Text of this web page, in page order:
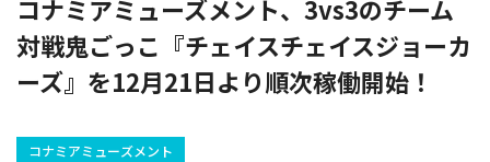
コナミアミューズメント、3vs3のチーム
対戦鬼ごっこ『チェイスチェイスジョーカ
ーズ』を12月21日より順次稼働開始！
コナミアミューズメント